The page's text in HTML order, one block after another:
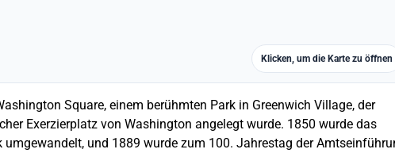
Klicken, um die Karte zu öffnen
Square, einem berühmten Park in Greenwich Village, der
Exerzierplatz von Washington angelegt wurde. 1850 wurde das
umgewandelt, und 1889 wurde zum 100. Jahrestag der